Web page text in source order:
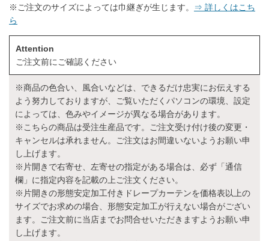
※ご注文のサイズによっては巾継ぎが生じます。
⇒ 詳しくはこち
ら
Attention
ご注文前にご確認ください
※商品の色合い、風合いなどは、できるだけ忠実にお伝えする
よう努力しておりますが、ご覧いただくパソコンの環境、設定
によっては、色みやイメージが異なる場合があります。
※こちらの商品は受注生産品です。ご注文受け付け後の変更・
キャンセルは承れません。ご注文はお間違いないようお願い申
し上げます。
※片開きで右寄せ、左寄せの指定がある場合は、必ず「通信
欄」に指定内容を記載の上ご注文ください。
※片開きの形態安定加工付きドレープカーテンを価格表以上の
サイズでお求めの場合、形態安定加工が行えない場合がござい
ます。ご注文前に当店までお問合せいただきますようお願い申
し上げます。